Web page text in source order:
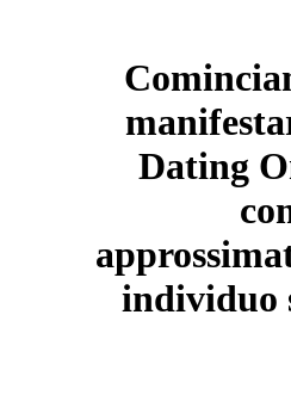
Dating
individuo